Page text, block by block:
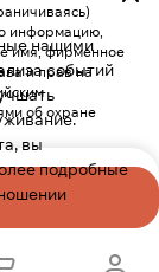
нашими
событий
вы
подробные
информацию,
имя, фирменное
и прав на
об охране